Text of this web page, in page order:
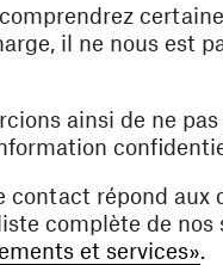
il ne nous est
ainsi de ne
contact répond aux
complète de
et services».